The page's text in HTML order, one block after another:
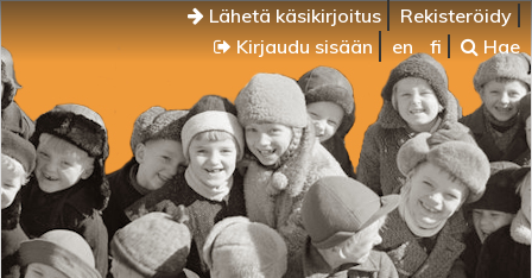
Lähetä käsikirjoitus
Rekisteröidy
Kirjaudu sisään
en fi Hae